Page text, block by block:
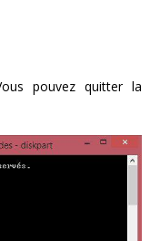
pouvez quitter la